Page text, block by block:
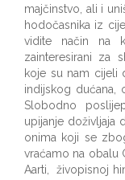
majčinstvo, ali i
hodočasnika iz
vidite način na
zainteresirani za
koje su nam cijeli
indijskog dućana,
Slobodno
upijanje doživljaja
onima koji se
vraćamo na obalu
Aarti, živopisnoj